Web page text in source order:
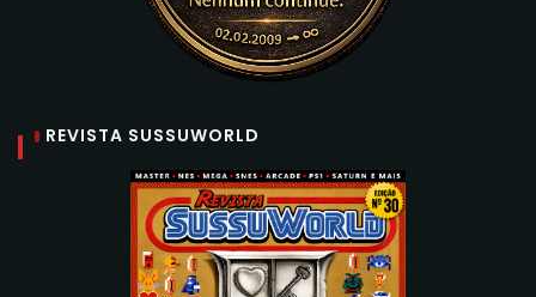
REVISTA SUSSUWORLD